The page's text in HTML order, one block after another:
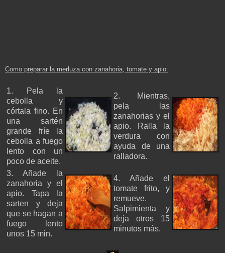
Como preparar la merluza con zanahoria, tomate y apio:
1. Pela la
cebolla y
córtala fino. En
una sartén
grande fríe la
cebolla a fuego
lento con un
poco de aceite.
2. Mientras,
pela las
zanahorias y el
apio. Ralla la
verdura con
ayuda de una
ralladora.
3. Añade la
zanahoria y el
apio. Tapa la
sarten y deja
que se hagan a
fuego lento
unos 15 min.
4. Añade el
tomate frito, y
remueve.
Salpimienta y
deja otros 15
minutos más.